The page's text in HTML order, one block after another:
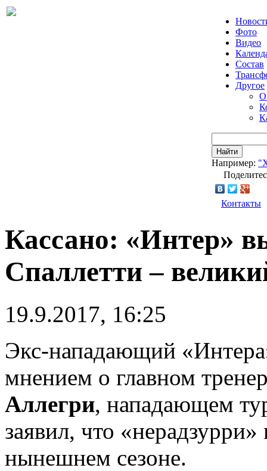
Фото
Видео
Состав
Другое
О
Найти
Например:
Контакты
Кассано: «Интер»
Спаллетти –
19.9.2017, 16:25
Экс-нападающий
мнением о главном
Аллегри, нападающем
заявил, что
нынешнем сезоне.